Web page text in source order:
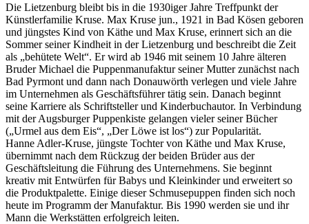
Die Lietzenburg bleibt bis in die 1930iger Jahre Treffpunkt der
Künstlerfamilie Kruse. Max Kruse jun., 1921 in Bad Kösen geboren
und jüngstes Kind von Käthe und Max Kruse, erinnert sich an die
Sommer seiner Kindheit in der Lietzenburg und beschreibt die Zeit
als „behütete Welt“. Er wird ab 1946 mit seinem 10 Jahre älteren
Bruder Michael die Puppenmanufaktur seiner Mutter zunächst nach
Bad Pyrmont und dann nach Donauwörth verlegen und viele Jahre
im Unternehmen als Geschäftsführer tätig sein. Danach beginnt
seine Karriere als Schriftsteller und Kinderbuchautor. In Verbindung
mit der Augsburger Puppenkiste gelangen vieler seiner Bücher
(„Urmel aus dem Eis“, „Der Löwe ist los“) zur Popularität.
Hanne Adler-Kruse, jüngste Tochter von Käthe und Max Kruse,
übernimmt nach dem Rückzug der beiden Brüder aus der
Geschäftsleitung die Führung des Unternehmens. Sie beginnt
kreativ mit Entwürfen für Babys und Kleinkinder und erweitert so
die Produktpalette. Einige dieser Schmusepuppen finden sich noch
heute im Programm der Manufaktur. Bis 1990 werden sie und ihr
Mann die Werkstätten erfolgreich leiten.